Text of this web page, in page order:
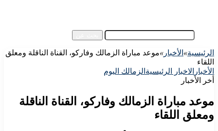
الرئيسية» الأخبار »موعد مباراة الزمالك وفاركو، القناة الناقلة ومعلق
اللقاء
الأخبار الاخبار الرئيسية الزمالك اليوم
أخر الأخبار
موعد مباراة الزمالك وفاركو، القناة الناقلة
ومعلق اللقاء